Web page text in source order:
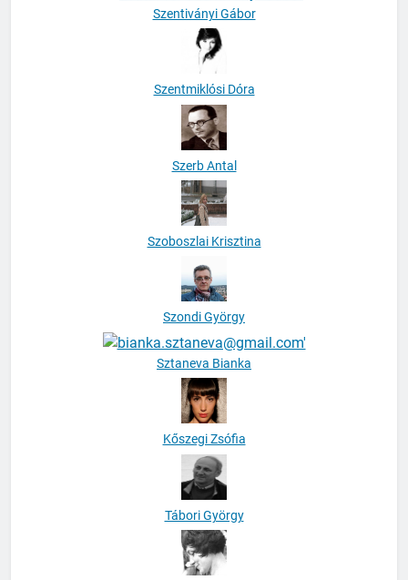
Szentiványi Gábor
Szentmiklósi Dóra
Szerb Antal
Szoboszlai Krisztina
Szondi György
Sztaneva Bianka
Kőszegi Zsófia
Tábori György